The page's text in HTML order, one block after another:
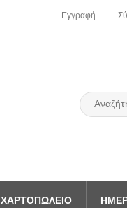
Εγγραφή
ΧΑΡΤΟΠΩΛΕΊΟ